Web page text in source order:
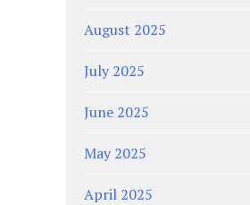
August 2025
July 2025
June 2025
May 2025
April 2025